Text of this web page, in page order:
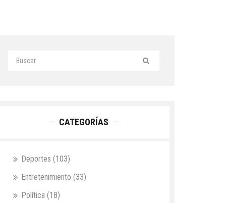
CATEGORÍAS
Deportes (103)
Entretenimiento (33)
Política (18)